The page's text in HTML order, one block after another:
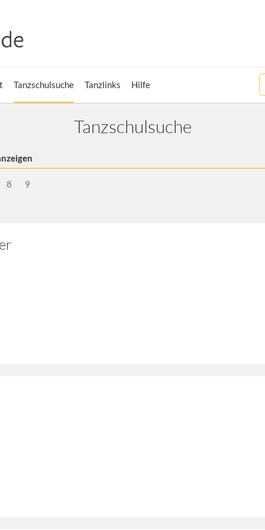
Tanzschulsuche Tanzlinks Hilfe
Tanzschulsuche
8 9